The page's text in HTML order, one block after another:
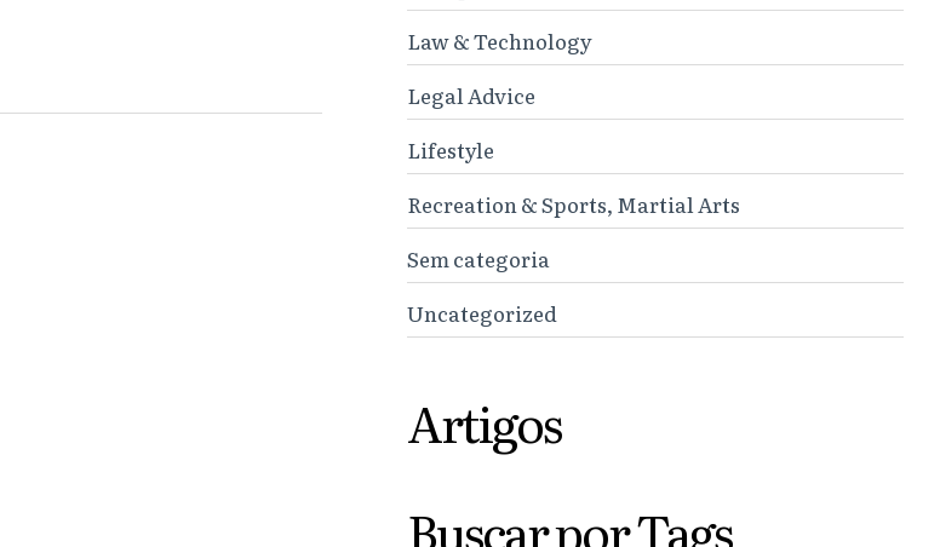
Law & Technology
Legal Advice
Lifestyle
Recreation & Sports, Martial Arts
Sem categoria
Uncategorized
Artigos
Buscar por Tags